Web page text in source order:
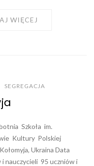
WIĘCEJ
SEGREGACJA
Szkoła im.
Kultury Polskiej
Ukraina Data
i nauczycieli 95 uczniów i